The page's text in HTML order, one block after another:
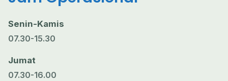
Senin-Kamis
07.30-15.30
Jumat
07.30-16.00